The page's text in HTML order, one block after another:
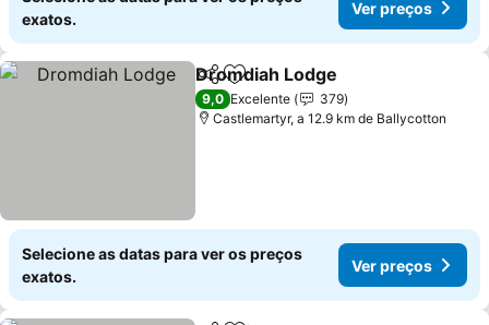
exatos.
Ver preços
PartilharAdicionar aos favoritos
Dromdiah Lodge
9,0 Excelente
379
Castlemartyr, a 12.9 km de Ballycotton
Selecione as datas para ver os preços
exatos.
Ver preços